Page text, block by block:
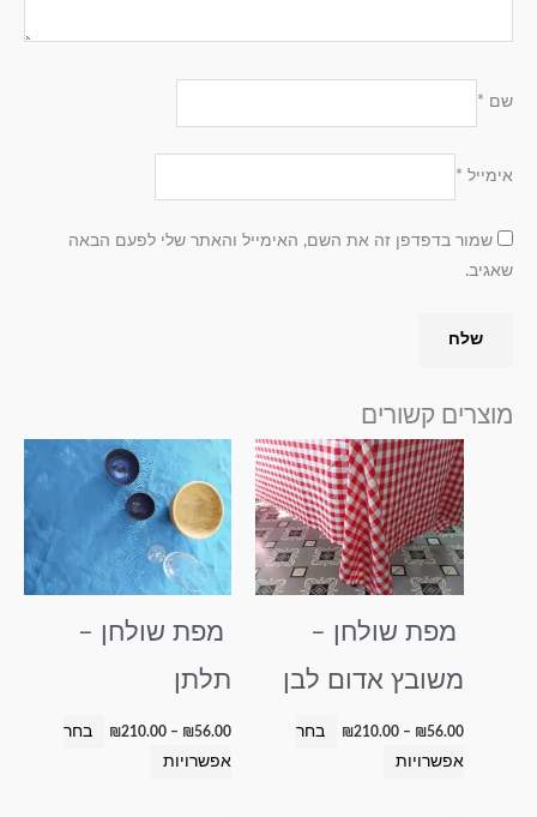
שם *
אימייל *
שמור בדפדפן זה את השם, האימייל והאתר שלי לפעם הבאה
שאגיב.
מוצרים קשורים
מפת שולחן –
משובץ אדום לבן
₪56.00
–
₪210.00
טווח
מחירים:
⁦₪56.00⁩
עד
⁦₪210.00⁩
בחר
אפשרויות
למוצר
זה
יש
מספר
סוגים.
לבחור
האפשרויות
בעמוד
מפת שולחן –
תלתן
₪56.00
–
₪210.00
טווח
מחירים:
עד
בחר
אפשרויות
למוצר
זה
יש
מספר
סוגים.
לבחור
בעמוד